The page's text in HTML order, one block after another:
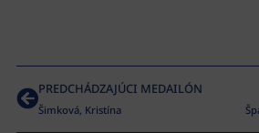
PREDCHÁDZAJÚCI MEDAILÓN
Šimková, Kristína